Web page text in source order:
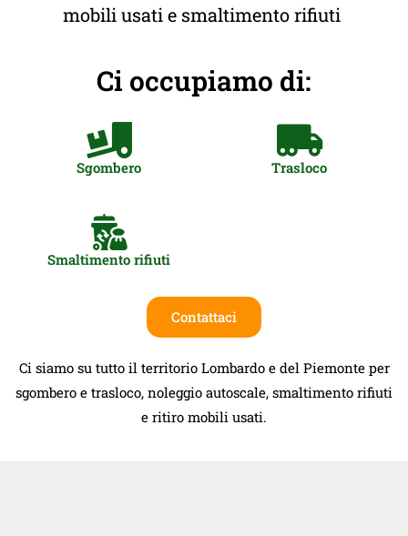
mobili usati e smaltimento rifiuti
Ci occupiamo di:
Sgombero Trasloco
Smaltimento rifiuti
Contattaci
Ci siamo su tutto il territorio Lombardo e del Piemonte per
sgombero e trasloco, noleggio autoscale, smaltimento rifiuti
e ritiro mobili usati.